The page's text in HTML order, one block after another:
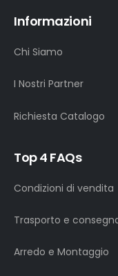
Informazioni
Chi Siamo
I Nostri Partner
Richiesta Catalogo
Top 4 FAQs
Condizioni di vendita
Trasporto e
Arredo e Montaggio